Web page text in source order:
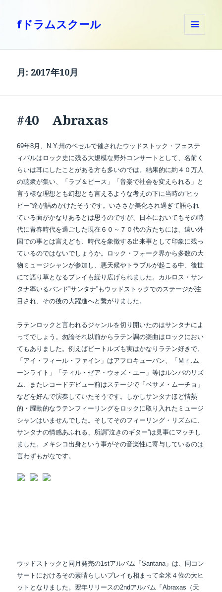
fドラムスクール
ーとウ
月: 2017年10月
#40 Abraxas
69年8月、N.Y.州のベセルで催されたウッドストック・フェステ
ィバルはロック史に残る大規模な野外コンサートとして、名前く
らいは耳にしたことがある方も多いのでは。結果的に約４０万人
の聴衆が集い、「ラブ＆ピース」「音楽で社会を変えられる」と
言う様な理想とも幻想とも言えるような考えの下に当時の”ヒッ
ピー”達が詰めかけたそうです。いささか美化され過ぎて語られ
ている面がかなりあるとは思うのですが、
日本においても その時
代に青春時代を過ごした現在６０～７０代の方たちには、遠い外
国での事とは言えども、時代を象徴する出来事として印象に残っ
ているのではないでしょうか。ロック・フォーク界から多数の大
物ミュージシャンが参加し、悪天候やトラブルが起こる中、後世
にて語り草となるプレイも繰り広げられました。カルロス・サン
タナ率いるバンド”サンタナ”もウッドストックでのステージが注
目され、その後の大躍進へと繋がりました。
ラテンロックと言われるジャンルを切り開いたのはサンタナによ
ってでしょう。勿論それ以前からラテン調の楽曲はロックにおい
てもありました。例えばビートルズも実はかなり ラテン好きで、
「アイ・フィール・ファイン」はアフロキューバン、「Ｍｒ.ム
ーンライト」「ティル・ゼア・ウォズ・ユー」等はルンバのリズ
ム、またレコードデビュー前はステージで「ベサメ・ムーチョ」
などを好んで演奏していたそうです。しかしサンタナほど情熱
的・躍動的なラテンフィーリングをロックに取り入れたミュージ
シャンはいませんでした。そしてそのフィーリング・リズムに、
サンタナの情感あふれる、所謂”泣きのギター”は見事にマッチし
ました。メキシコ出身という事がその音楽性に寄与しているのは
言わずもがなです。
ウッドストックと同月発売の1stアルバム「Santana」は、同コン
サートにおけるその素晴らしいプレイも相まって全米４位の大ヒ
ットとなりました。翌年リリースの2ndアルバム「Abraxas（天